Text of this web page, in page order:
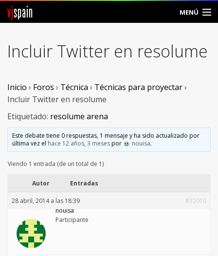
vjspain MENÚ
Foros
Vjspain
Ayuda
Contacto
Crear Cuenta
Incluir Twitter en resolume
Inicio › Foros › Técnica › Técnicas para proyectar›
Incluir Twitter en resolume
Etiquetado: resolume arena
Este debate tiene 0 respuestas, 1 mensaje y ha sido actualizado por
última vez el hace 12 años, 3 mesespor nouisa.
Viendo 1 entrada (de un total de 1)
Autor Entradas
28 abril, 2014 a las 18:39
#32010
nouisa
Participante